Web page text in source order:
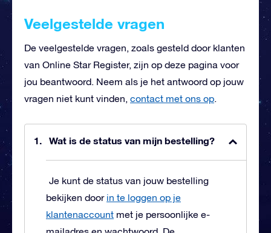
Veelgestelde vragen
De veelgestelde vragen, zoals gesteld door klanten
van Online Star Register, zijn op deze pagina voor
jou beantwoord. Neem als je het antwoord op jouw
vragen niet kunt vinden, contact met ons op.
Wat is de status van mijn bestelling?
Je kunt de status van jouw bestelling
bekijken door in te loggen op je
klantenaccount met je persoonlijke e-